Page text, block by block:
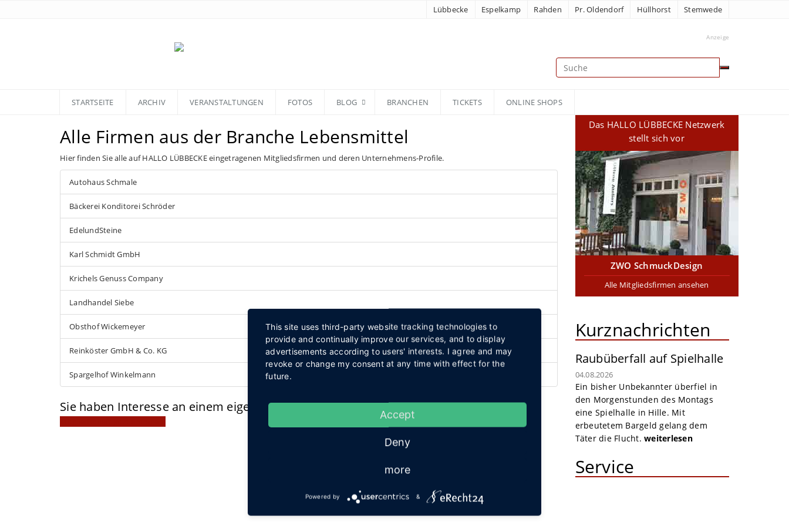
Lübbecke Espelkamp Rahden Pr. Oldendorf Hüllhorst Stemwede
Anzeige
STARTSEITE ARCHIV VERANSTALTUNGEN FOTOS BLOG BRANCHEN TICKETS ONLINE SHOPS
Alle Firmen aus der Branche Lebensmittel
Hier finden Sie alle auf HALLO LÜBBECKE eingetragenen Mitgliedsfirmen und deren Unternehmens-Profile.
Autohaus Schmale
Bäckerei Konditorei Schröder
EdelundSteine
Karl Schmidt GmbH
Krichels Genuss Company
Landhandel Siebe
Obsthof Wickemeyer
Reinköster GmbH & Co. KG
Spargelhof Winkelmann
Sie haben Interesse an einem eigenen Firmenprofil auf HALLO LÜBBECKE?
Das HALLO LÜBBECKE Netzwerk
stellt sich vor
ZWO SchmuckDesign
Alle Mitgliedsfirmen ansehen
Kurznachrichten
Raubüberfall auf Spielhalle
04.08.2026
Ein bisher Unbekannter überfiel in
den Morgenstunden des Montags
eine Spielhalle in Hille. Mit
erbeutetem Bargeld gelang dem
Täter die Flucht. weiterlesen
Service
This site uses third-party website tracking technologies to
provide and continually improve our services, and to display
advertisements according to users' interests. I agree and may
revoke or change my consent at any time with effect for the
future.
Accept
Deny
more
Powered by &